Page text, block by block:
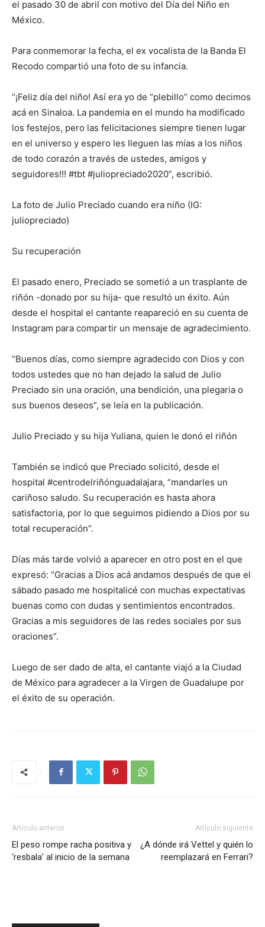
el pasado 30 de abril con motivo del Día del Niño en
México.
Para conmemorar la fecha, el ex vocalista de la Banda El
Recodo compartió una foto de su infancia.
“¡Feliz día del niño! Así era yo de “plebillo” como decimos
acá en Sinaloa. La pandemia en el mundo ha modificado
los festejos, pero las felicitaciones siempre tienen lugar
en el universo y espero les lleguen las mías a los niños
de todo corazón a través de ustedes, amigos y
seguidores!!! #tbt #juliopreciado2020”, escribió.
La foto de Julio Preciado cuando era niño (IG:
juliopreciado)
Su recuperación
El pasado enero, Preciado se sometió a un trasplante de
riñón -donado por su hija- que resultó un éxito. Aún
desde el hospital el cantante reapareció en su cuenta de
Instagram para compartir un mensaje de agradecimiento.
“Buenos días, como siempre agradecido con Dios y con
todos ustedes que no han dejado la salud de Julio
Preciado sin una oración, una bendición, una plegaria o
sus buenos deseos”, se leía en la publicación.
Julio Preciado y su hija Yuliana, quien le donó el riñón
También se indicó que Preciado solicitó, desde el
hospital #centrodelriñónguadalajara, “mandarles un
cariñoso saludo. Su recuperación es hasta ahora
satisfactoria, por lo que seguimos pidiendo a Dios por su
total recuperación”.
Días más tarde volvió a aparecer en otro post en el que
expresó: “Gracias a Dios acá andamos después de que el
sábado pasado me hospitalicé con muchas expectativas
buenas como con dudas y sentimientos encontrados.
Gracias a mis seguidores de las redes sociales por sus
oraciones”.
Luego de ser dado de alta, el cantante viajó a la Ciudad
de México para agradecer a la Virgen de Guadalupe por
el éxito de su operación.
Artículo anterior
El peso rompe racha positiva y
‘resbala’ al inicio de la semana
Artículo siguiente
¿A dónde irá Vettel y quién lo
reemplazará en Ferrari?